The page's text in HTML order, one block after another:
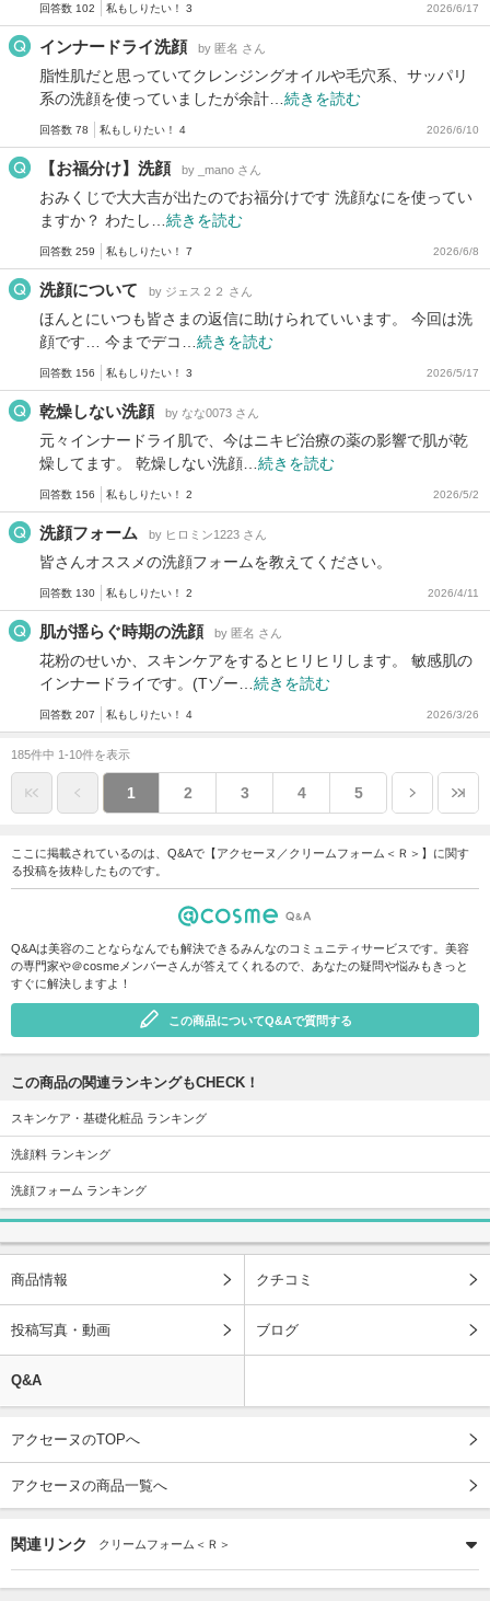
回答数 102 私もしりたい！ 3 2026/6/17
インナードライ洗顔 by 匿名 さん
脂性肌だと思っていてクレンジングオイルや毛穴系、サッパリ
系の洗顔を使っていましたが余計… 続きを読む
回答数 78 私もしりたい！ 4 2026/6/10
【お福分け】洗顔 by _mano さん
おみくじで大大吉が出たのでお福分けです 洗顔なにを使ってい
ますか？ わたし… 続きを読む
回答数 259 私もしりたい！ 7 2026/6/8
洗顔について by ジェス２２ さん
ほんとにいつも皆さまの返信に助けられていいます。 今回は洗
顔です… 今までデコ… 続きを読む
回答数 156 私もしりたい！ 3 2026/5/17
乾燥しない洗顔 by なな0073 さん
元々インナードライ肌で、今はニキビ治療の薬の影響で肌が乾
燥してます。 乾燥しない洗顔… 続きを読む
回答数 156 私もしりたい！ 2 2026/5/2
洗顔フォーム by ヒロミン1223 さん
皆さんオススメの洗顔フォームを教えてください。
回答数 130 私もしりたい！ 2 2026/4/11
肌が揺らぐ時期の洗顔 by 匿名 さん
花粉のせいか、スキンケアをするとヒリヒリします。 敏感肌の
インナードライです。(Tゾー… 続きを読む
回答数 207 私もしりたい！ 4 2026/3/26
185件中 1-10件を表示
1 2 3 4 5
ここに掲載されているのは、Q&Aで【アクセーヌ／クリームフォーム＜Ｒ＞】に関す
る投稿を抜粋したものです。
Q&Aは美容のことならなんでも解決できるみんなのコミュニティサービスです。美容
の専門家や＠cosmeメンバーさんが答えてくれるので、あなたの疑問や悩みもきっと
すぐに解決しますよ！
この商品についてQ&Aで質問する
この商品の関連ランキングもCHECK！
スキンケア・基礎化粧品 ランキング
洗顔料 ランキング
洗顔フォーム ランキング
商品情報 クチコミ
投稿写真・動画 ブログ
Q&A
アクセーヌのTOPへ
アクセーヌの商品一覧へ
関連リンク クリームフォーム＜Ｒ＞